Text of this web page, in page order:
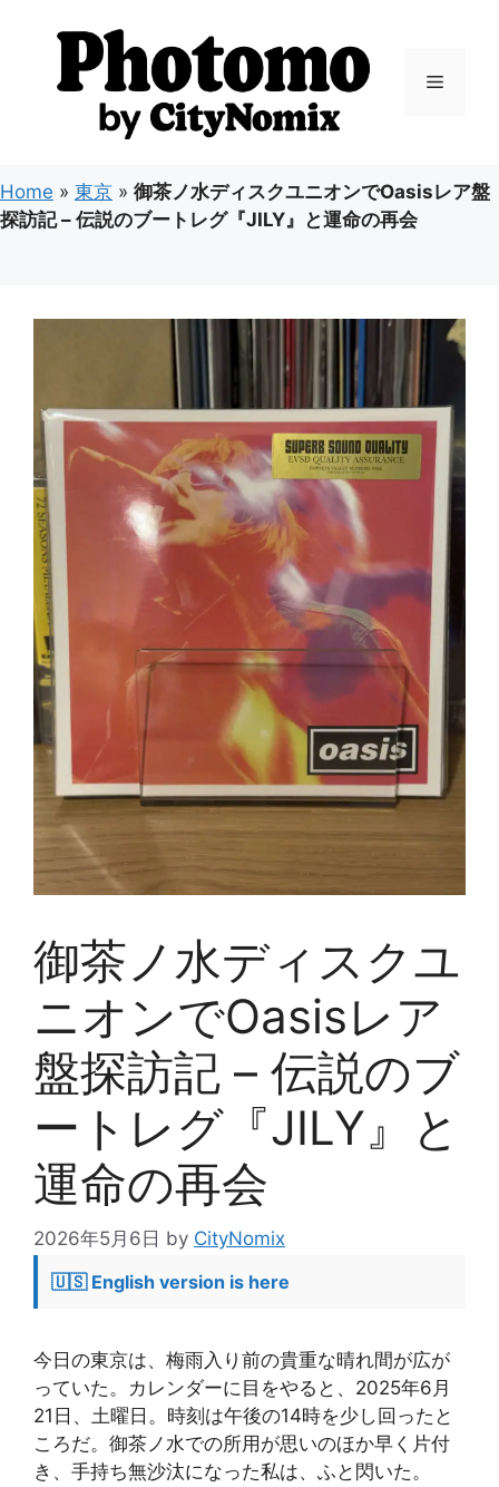
ス
キ
ッ
メ
Home » 東京 » 御茶ノ水ディスクユニオンでOasisレア盤
探訪記 – 伝説のブートレグ『JILY』と運命の再会
御茶ノ水ディスクユ
ニオンでOasisレア
盤探訪記 – 伝説のブ
ートレグ『JILY』と
運命の再会
2026年5月6日 by CityNomix
🇺🇸 English version is here
今日の東京は、梅雨入り前の貴重な晴れ間が広が
っていた。カレンダーに目をやると、2025年6月
21日、土曜日。時刻は午後の14時を少し回ったと
ころだ。御茶ノ水での所用が思いのほか早く片付
き、手持ち無沙汰になった私は、ふと閃いた。